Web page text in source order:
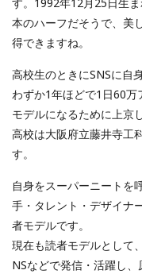
本のハーフだそうで、美
得できますね。
高校生のときにSNSに自
わずか1年ほどで1日60万
モデルになるために上京
高校は大阪府立藤井寺工
す。
自身をスーパーニートを
手・タレント・デザイナ
者モデルです。
現在も読者モデルとして
NSなどで発信・活躍し、